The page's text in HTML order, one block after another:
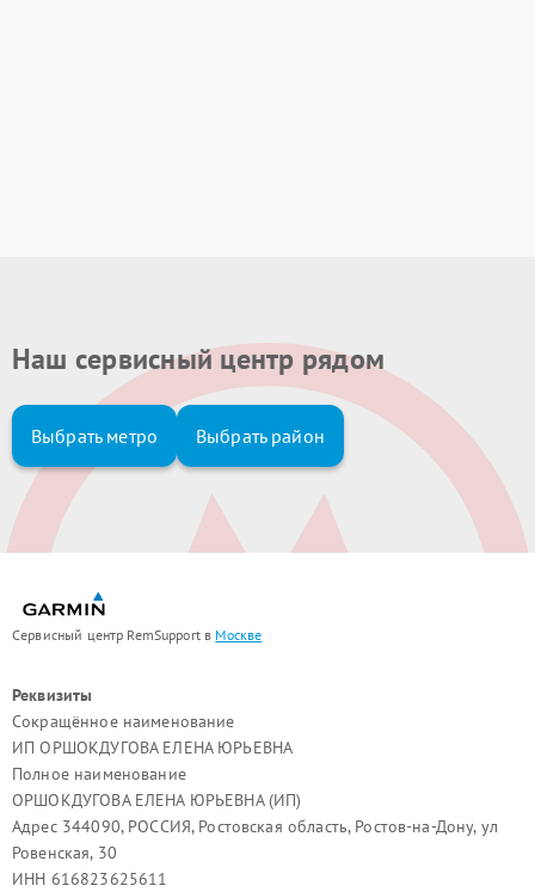
Наш сервисный центр рядом
Выбрать метро Выбрать район
Сервисный центр RemSupport в Москве
Реквизиты
Сокращённое наименование
ИП ОРШОКДУГОВА ЕЛЕНА ЮРЬЕВНА
Полное наименование
ОРШОКДУГОВА ЕЛЕНА ЮРЬЕВНА (ИП)
Адрес 344090, РОССИЯ, Ростовская область, Ростов-на-Дону, ул
Ровенская, 30
ИНН 616823625611